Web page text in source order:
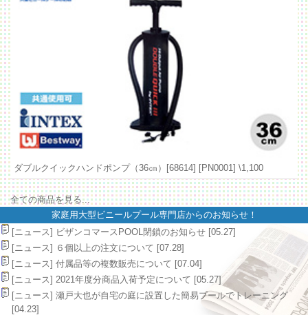
ダブルクイックハンドポンプ（36㎝）[68614] [PN0001] \1,100
全ての商品を見る...
家庭用大型ビニールプール専門店からのお知らせ！
[ニュース] ビザンコマースPOOL閉鎖のお知らせ [05.27]
[ニュース] ６個以上の注文について [07.28]
[ニュース] 付属品等の複数販売について [07.04]
[ニュース] 2021年度分商品入荷予定について [05.27]
[ニュース] 瀬戸大也が自宅の庭に設置した簡易プールでトレーニング
[04.23]